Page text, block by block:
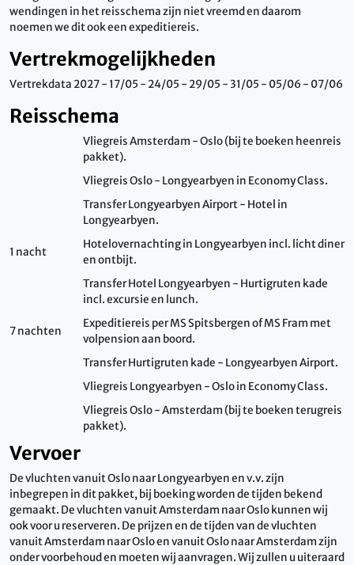
wendingen in het reisschema zijn niet vreemd en daarom
noemen we dit ook een expeditiereis.
Vertrekmogelijkheden
Vertrekdata 2027 - 17/05 - 24/05 - 29/05 - 31/05 - 05/06 - 07/06
Reisschema
Vliegreis Amsterdam - Oslo (bij te boeken heenreis
pakket).
Vliegreis Oslo - Longyearbyen in Economy Class.
Transfer Longyearbyen Airport - Hotel in
Longyearbyen.
1 nacht
Hotelovernachting in Longyearbyen incl. licht diner
en ontbijt.
Transfer Hotel Longyearbyen - Hurtigruten kade
incl. excursie en lunch.
7 nachten
Expeditiereis per MS Spitsbergen of MS Fram met
volpension aan boord.
Transfer Hurtigruten kade - Longyearbyen Airport.
Vliegreis Longyearbyen - Oslo in Economy Class.
Vliegreis Oslo - Amsterdam (bij te boeken terugreis
pakket).
Vervoer
De vluchten vanuit Oslo naar Longyearbyen en v.v. zijn
inbegrepen in dit pakket, bij boeking worden de tijden bekend
gemaakt. De vluchten vanuit Amsterdam naar Oslo kunnen wij
ook voor u reserveren. De prijzen en de tijden van de vluchten
vanuit Amsterdam naar Oslo en vanuit Oslo naar Amsterdam zijn
onder voorbehoud en moeten wij aanvragen. Wij zullen u uiteraard